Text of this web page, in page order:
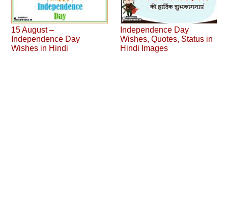
15 August –
Independence Day
Wishes in Hindi
Independence Day
Wishes, Quotes, Status in
Hindi Images